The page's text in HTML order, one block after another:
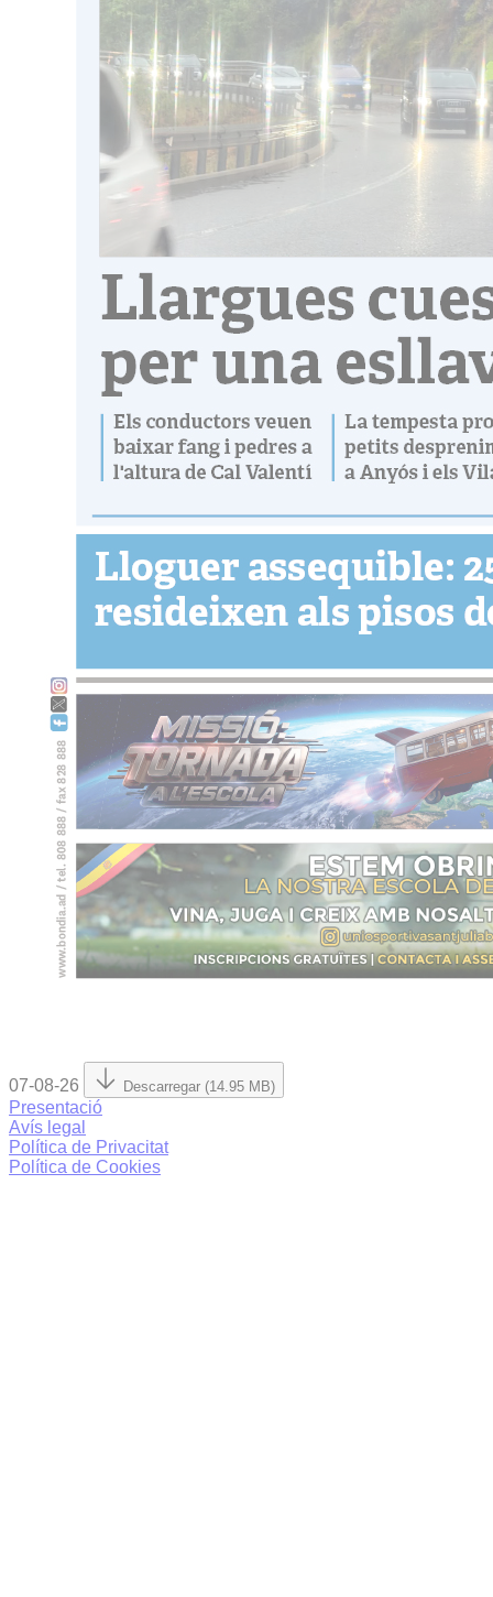
07-08-26 Descarregar (14.95 MB)
Presentació
Avís legal
Política de Privacitat
Política de Cookies